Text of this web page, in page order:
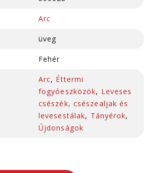
Arc
üveg
Fehér
Arc, Éttermi
fogyóeszközök, Leveses
csészék, csészealjak és
levesestálak, Tányérok,
Újdonságok